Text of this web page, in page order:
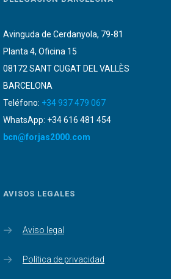
Avinguda de Cerdanyola, 79-81
Planta 4, Oficina 15
08172 SANT CUGAT DEL VALLÈS
BARCELONA
Teléfono: +34 937 479 067
WhatsApp: +34 616 481 454
bcn@forjas2000.com
AVISOS LEGALES
Aviso legal
Política de privacidad